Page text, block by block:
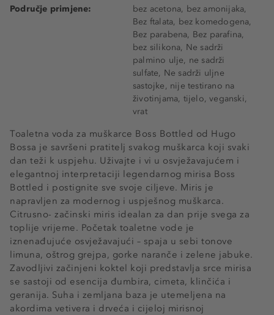
Toaletna voda za muškarce Boss Bottled od Hugo
Bossa je savršeni pratitelj svakog muškarca koji svaki
dan teži k uspjehu. Uživajte i vi u osvježavajućem i
elegantnoj interpretaciji legendarnog mirisa Boss
Bottled i postignite sve svoje ciljeve. Miris je
napravljen za modernog i uspješnog muškarca.
Citrusno- začinski miris idealan za dan prije svega za
toplije vrijeme. Početak toaletne vode je
iznenađujuće osvježavajući – spaja u sebi tonove
limuna, oštrog grejpa, gorke naranče i zelene jabuke.
Zavodljivi začinjeni koktel koji predstavlja srce mirisa
se sastoji od esencija đumbira, cimeta, klinčića i
geranija. Suha i zemljana baza je utemeljena na
akordima vetivera i drveća i cijeloj mirisnoj
Područje primjene:
bez acetona, bez amonijaka,
Bez ftalata, bez komedogena,
Bez parabena, Bez parafina,
bez silikona, Ne sadrži
palmino ulje, ne sadrži
sulfate, Ne sadrži uljne
sastojke, nije testirano na
životinjama, tijelo, veganski,
vrat